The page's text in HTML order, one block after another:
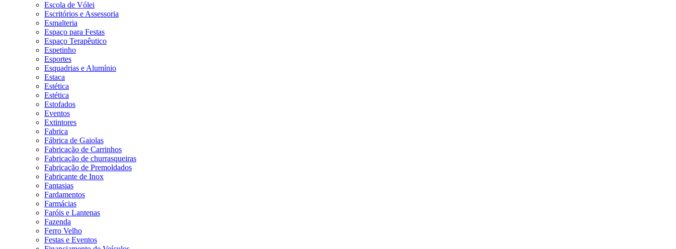
Escola de Vólei
Escritórios e Assessoria
Esmalteria
Espaço para Festas
Espaço Terapêutico
Espetinho
Esportes
Esquadrias e Alumínio
Estaca
Estética
Estética
Estofados
Eventos
Extintores
Fabrica
Fábrica de Gaiolas
Fabricação de Carrinhos
Fabricação de churrasqueiras
Fabricação de Premoldados
Fabricante de Inox
Fantasias
Fardamentos
Farmácias
Faróis e Lantenas
Fazenda
Ferro Velho
Festas e Eventos